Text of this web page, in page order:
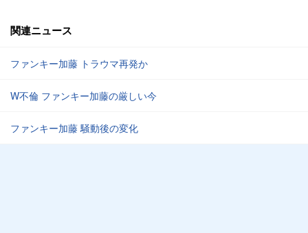
関連ニュース
ファンキー加藤 トラウマ再発か
W不倫 ファンキー加藤の厳しい今
ファンキー加藤 騒動後の変化